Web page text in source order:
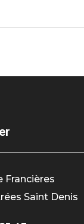
Francières
Saint Denis